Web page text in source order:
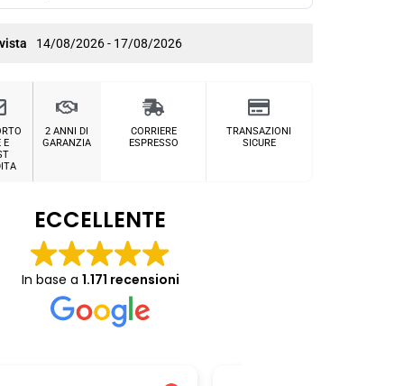
14/08/2026 - 17/08/2026
E
2 ANNI DI
GARANZIA
CORRIERE
ESPRESSO
TRANSAZIONI
SICURE
ECCELLENTE
In base a 1.171 recensioni